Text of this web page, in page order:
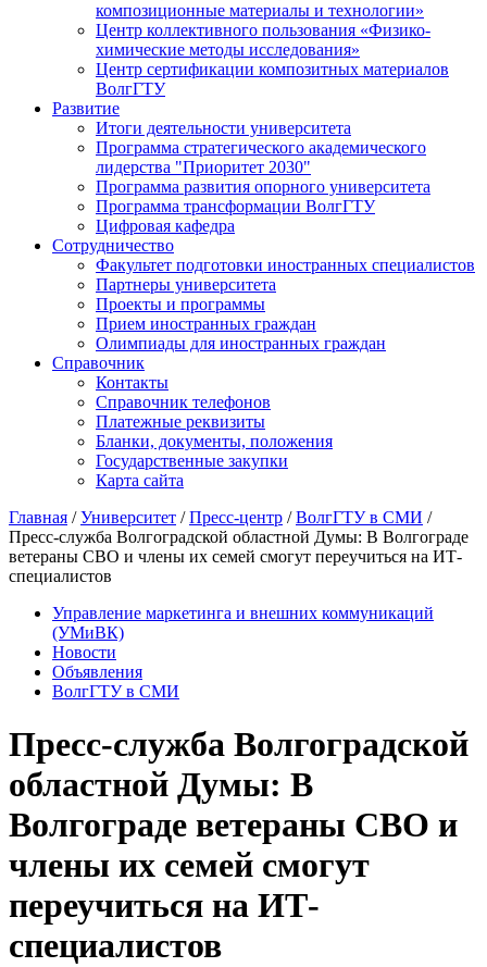
композиционные материалы и технологии»
Центр коллективного пользования «Физико-
химические методы исследования»
Центр сертификации композитных материалов
ВолгГТУ
Развитие
Итоги деятельности университета
Программа стратегического академического
лидерства "Приоритет 2030"
Программа развития опорного университета
Программа трансформации ВолгГТУ
Цифровая кафедра
Сотрудничество
Факультет подготовки иностранных специалистов
Партнеры университета
Проекты и программы
Прием иностранных граждан
Олимпиады для иностранных граждан
Справочник
Контакты
Справочник телефонов
Платежные реквизиты
Бланки, документы, положения
Государственные закупки
Карта сайта
Главная /Университет /Пресс-центр /ВолгГТУ в СМИ /
Пресс-служба Волгоградской областной Думы: В Волгограде
ветераны СВО и члены их семей смогут переучиться на ИТ-
специалистов
Управление маркетинга и внешних коммуникаций
(УМиВК)
Новости
Объявления
ВолгГТУ в СМИ
Пресс-служба Волгоградской
областной Думы: В
Волгограде ветераны СВО и
члены их семей смогут
переучиться на ИТ-
специалистов